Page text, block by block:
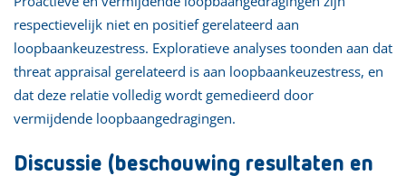
respectievelijk niet en positief gerelateerd aan
loopbaankeuzestress. Exploratieve analyses toonden aan dat
threat appraisal gerelateerd is aan loopbaankeuzestress, en
dat deze relatie volledig wordt gemedieerd door
vermijdende loopbaangedragingen.
Discussie (beschouwing resultaten en